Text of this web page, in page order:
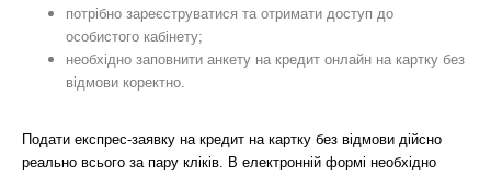
потрібно зареєструватися та отримати доступ до
особистого кабінету;
необхідно заповнити анкету на кредит онлайн на картку без
відмови коректно.
Подати експрес-заявку на кредит на картку без відмови дійсно
реально всього за пару кліків. В електронній формі необхідно